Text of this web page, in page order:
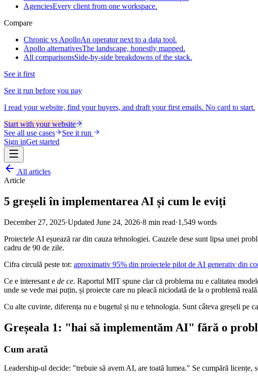
AgenciesEvery client from one workspace.
Compare
Chronic vs ApolloAn operator next to a data tool.
Apollo alternativesThe landscape, honestly mapped.
All comparisonsSide-by-side breakdowns of the stack.
See it first
See it run before you pay
I read your website, find your buyers, and draft your first emails. No card to start.
Start with your website
See all use cases
See it run
Sign inGet started
All articles
Article
5 greșeli în implementarea AI și cum le eviți
December 27, 2025·Updated June 24, 2026·8 min read·1,549 words
Proiectele AI eșuează rar din cauza tehnologiei. Cauzele dese sunt lipsa unei
cadru de 90 de zile.
Cifra circulă peste tot: aproximativ 95% din proiectele pilot de AI generativ din
Ce e interesant e de ce. Raportul MIT spune clar că problema nu e calitatea
unde se vede mai puțin, și proiecte care nu pleacă niciodată de la o problemă reală.
Cu alte cuvinte, diferența nu e bugetul și nu e tehnologia. Sunt câteva greșeli pe
Greșeala 1: "hai să implementăm AI" fără o
Cum arată
Leadership-ul decide: "trebuie să avem AI, are toată lumea." Se cumpără